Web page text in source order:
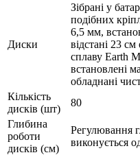
Диски
Зібрані у
подібних
6,5 мм,
відстані 23
сплаву Earth
встановлені
обладнані
Кількість
дисків (шт)
80
Глибина
роботи
дисків (см)
Регулювання
виконується